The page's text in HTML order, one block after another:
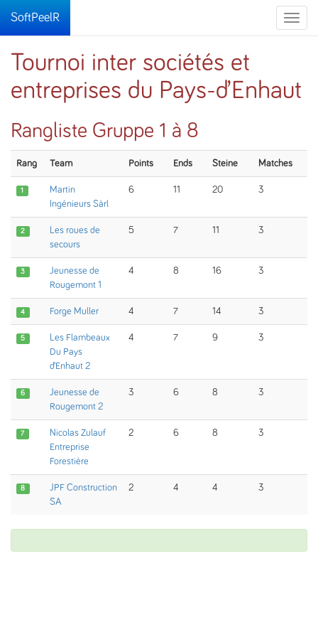
Toggle
SoftPeelR
Tournoi inter sociétés et
entreprises du Pays-d’Enhaut
Rangliste Gruppe 1 à 8
Rang Team Points Ends Steine Matches
1
Martin
Ingénieurs Sàrl
6 11 20 3
2
Les roues de
secours
5 7 11 3
3
Jeunesse de
Rougemont 1
4 8 16 3
4 Forge Muller 4 7 14 3
5
Les Flambeaux
Du Pays
d’Enhaut 2
4 7 9 3
6
Jeunesse de
Rougemont 2
3 6 8 3
7
Nicolas Zulauf
Entreprise
Forestière
2 6 8 3
8
JPF Construction
SA
2 4 4 3